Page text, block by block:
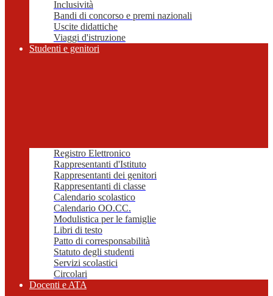
Inclusività
Bandi di concorso e premi nazionali
Uscite didattiche
Viaggi d'istruzione
Studenti e genitori
Registro Elettronico
Rappresentanti d'Istituto
Rappresentanti dei genitori
Rappresentanti di classe
Calendario scolastico
Calendario OO.CC.
Modulistica per le famiglie
Libri di testo
Patto di corresponsabilità
Statuto degli studenti
Servizi scolastici
Circolari
Docenti e ATA